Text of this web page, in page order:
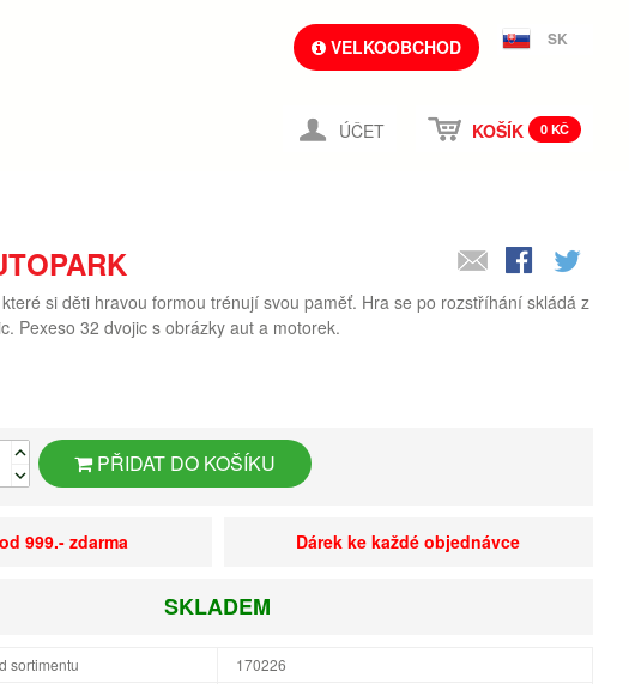
VELKOOBCHOD SK
ÚČET KOŠÍK 0 KČ
si děti hravou formou trénují svou paměť. Hra se po rozstříhání skládá z
Pexeso 32 dvojic s obrázky aut a motorek.
PŘIDAT DO KOŠÍKU
999.- zdarma Dárek ke každé objednávce
SKLADEM
sortimentu
170226